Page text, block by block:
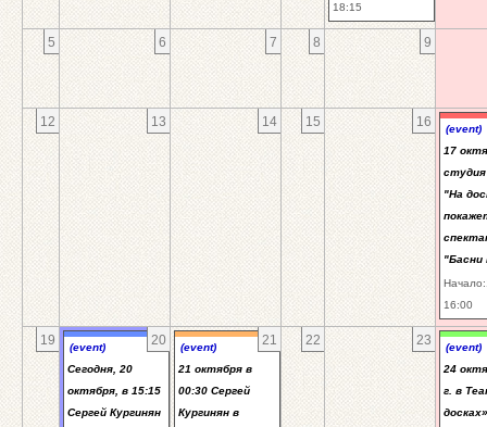
18:15
5 6 7 8 9
12 13 14 15 16
(event)
17
"На
"Басни
16:00
19 20
(event)
Сегодня, 20
октября, в 15:15
Сергей Кургинян
21
(event)
21 октября в
00:30 Сергей
Кургинян в
22 23
(event)
24
г. в
досках»